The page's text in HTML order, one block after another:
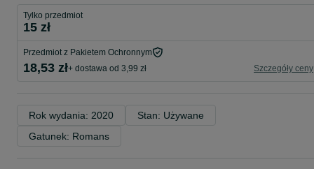
Tylko przedmiot
15 zł
Przedmiot z Pakietem Ochronnym
18,53 zł+ dostawa od 3,99 zł Szczegóły ceny
Rok wydania: 2020
Stan: Używane
Gatunek: Romans